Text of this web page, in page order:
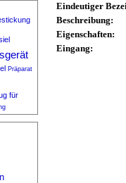
Präparat
für
Eindeutiger
Beschreibung:
Eigenschaften:
Eingang: